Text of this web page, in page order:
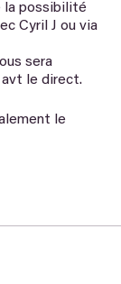
la possibilité
Cyril J ou via
sera
avt le direct.
le